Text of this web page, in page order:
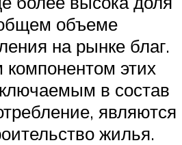
объеме
на рынке благ.
этих
в состав
являются
жилья.